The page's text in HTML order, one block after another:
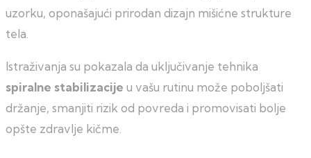
uzorku, oponašajući prirodan dizajn mišićne strukture
tela.
Istraživanja su pokazala da uključivanje tehnika
spiralne stabilizacije u vašu rutinu može poboljšati
držanje, smanjiti rizik od povreda i promovisati bolje
opšte zdravlje kičme.